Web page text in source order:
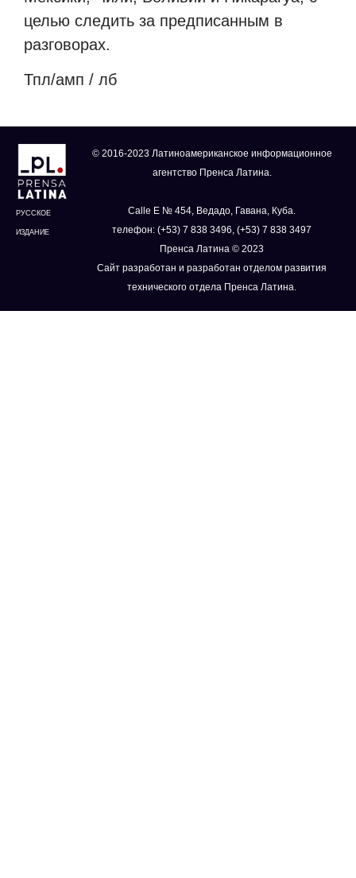
целью следить за предписанным в
разговорах.
Тпл/амп / лб
РУССКОЕ
ИЗДАНИЕ
© 2016-2023 Латиноамериканское информационное
агентство Пренса Латина.
Calle E № 454, Ведадо, Гавана, Куба.
телефон: (+53) 7 838 3496, (+53) 7 838 3497
Пренса Латина © 2023
Сайт разработан и разработан отделом развития
технического отдела Пренса Латина.